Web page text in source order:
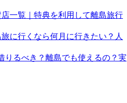
一覧｜特典を利用して離島旅行
に行くなら何月に行きたい？人
りるべき？離島でも使えるの？実